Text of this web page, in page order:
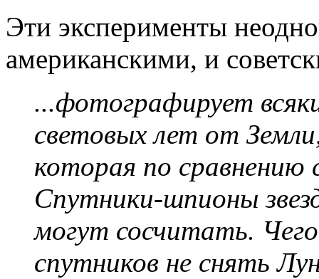
Эти эксперименты
американскими, и
...фотографирует
световых лет от
которая по сравнению
Спутники-шпионы
могут сосчитать.
спутников не снять